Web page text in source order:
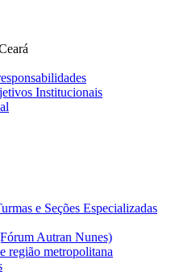
Institucionais
e Seções Especializadas
Autran Nunes)
região metropolitana